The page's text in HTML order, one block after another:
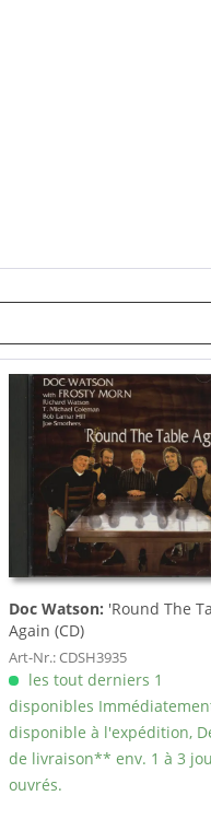
Doc Watson: 'Round The
Again (CD)
Art-Nr.: CDSH3935
les tout derniers 1
disponibles
disponible à l'expédition,
de livraison** env. 1 à 3
ouvrés.